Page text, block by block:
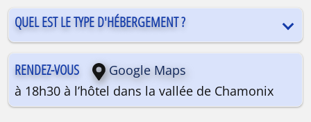
QUEL EST LE TYPE D'HÉBERGEMENT ?
RENDEZ-VOUS
Google Maps
à 18h30 à l’hôtel dans la vallée de Chamonix